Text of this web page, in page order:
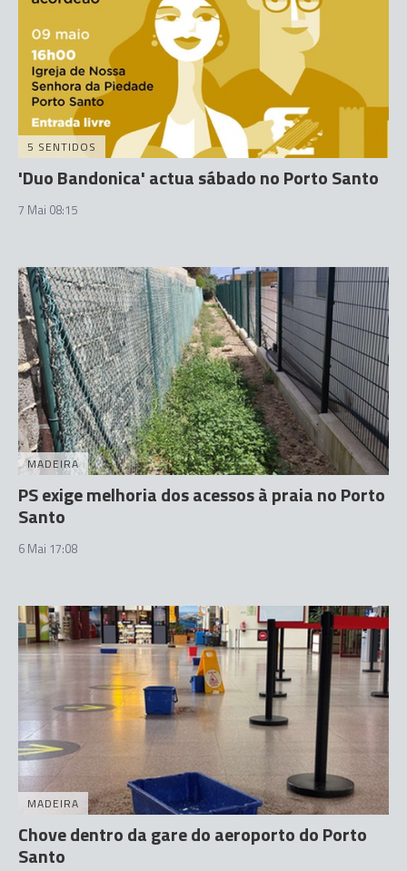
5 SENTIDOS
'Duo Bandonica' actua sábado no Porto Santo
7 Mai 08:15
MADEIRA
PS exige melhoria dos acessos à praia no Porto
Santo
6 Mai 17:08
MADEIRA
Chove dentro da gare do aeroporto do Porto
Santo